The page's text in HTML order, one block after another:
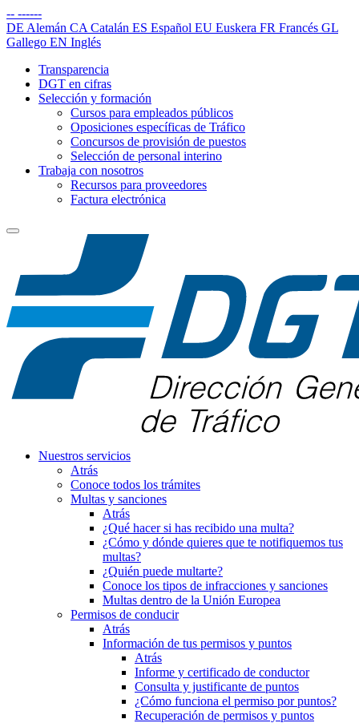
-- ------
DE Alemán CA Catalán ES Español EU Euskera FR Francés GL
Gallego EN Inglés
Transparencia
DGT en cifras
Selección y formación
Cursos para empleados públicos
Oposiciones específicas de Tráfico
Concursos de provisión de puestos
Selección de personal interino
Trabaja con nosotros
Recursos para proveedores
Factura electrónica
Nuestros servicios
Atrás
Conoce todos los trámites
Multas y sanciones
Atrás
¿Qué hacer si has recibido una multa?
¿Cómo y dónde quieres que te notifiquemos tus
multas?
¿Quién puede multarte?
Conoce los tipos de infracciones y sanciones
Multas dentro de la Unión Europea
Permisos de conducir
Atrás
Información de tus permisos y puntos
Atrás
Informe y certificado de conductor
Consulta y justificante de puntos
¿Cómo funciona el permiso por puntos?
Recuperación de permisos y puntos